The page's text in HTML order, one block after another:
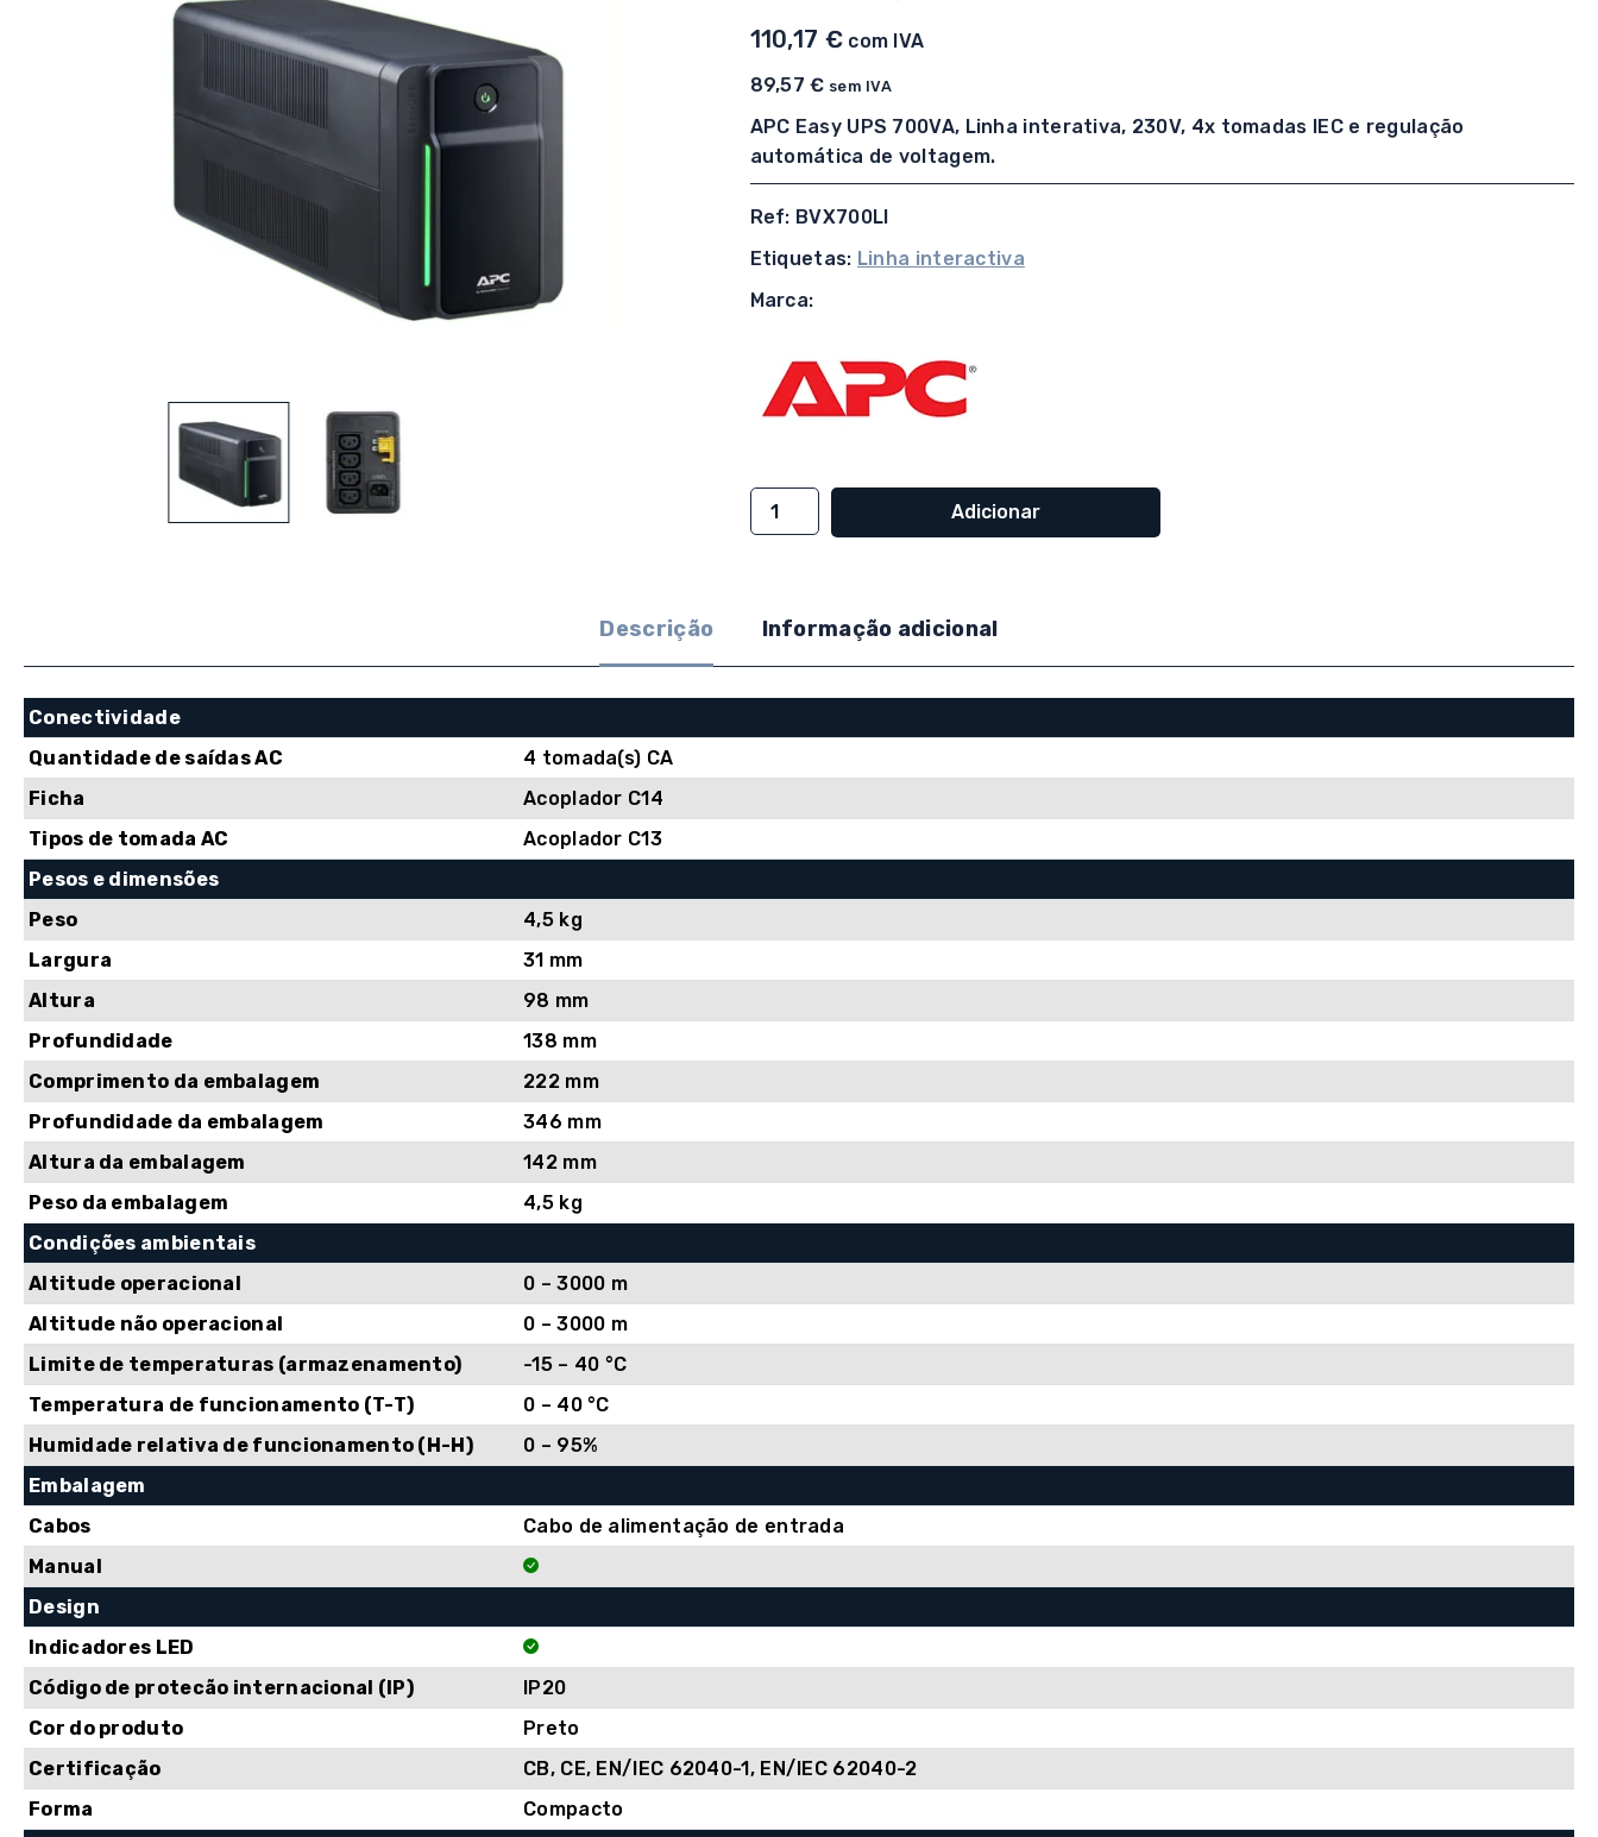
110,17 €com IVA
89,57€ sem IVA
APC Easy UPS 700VA, Linha interativa, 230V, 4x tomadas IEC e regulação
automática de voltagem.
Ref: BVX700LI
Etiquetas: Linha interactiva
Marca:
Quantidade
de
UPS
Linha
Adicionar
Descrição Informação adicional
Conectividade
Quantidade de saídas AC
4 tomada(s) CA
Ficha
Acoplador C14
Tipos de tomada AC
Acoplador C13
Pesos e dimensões
Peso
4,5 kg
Largura
31 mm
Altura
98 mm
Profundidade
138 mm
Comprimento da embalagem
222 mm
Profundidade da embalagem
346 mm
Altura da embalagem
142 mm
Peso da embalagem
4,5 kg
Condições ambientais
Altitude operacional
0 – 3000 m
Altitude não operacional
0 – 3000 m
Limite de temperaturas (armazenamento)
-15 – 40 °C
Temperatura de funcionamento (T-T)
0 – 40 °C
Humidade relativa de funcionamento (H-H)
0 – 95%
Embalagem
Cabos
Cabo de alimentação de entrada
Manual
Design
Indicadores LED
Código de protecão internacional (IP)
IP20
Cor do produto
Preto
Certificação
CB, CE, EN/IEC 62040-1, EN/IEC 62040-2
Forma
Compacto